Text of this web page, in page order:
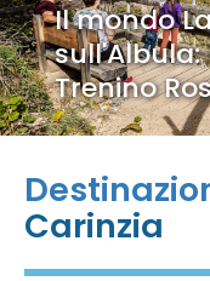
Il mondo
Trenino
Carinzia